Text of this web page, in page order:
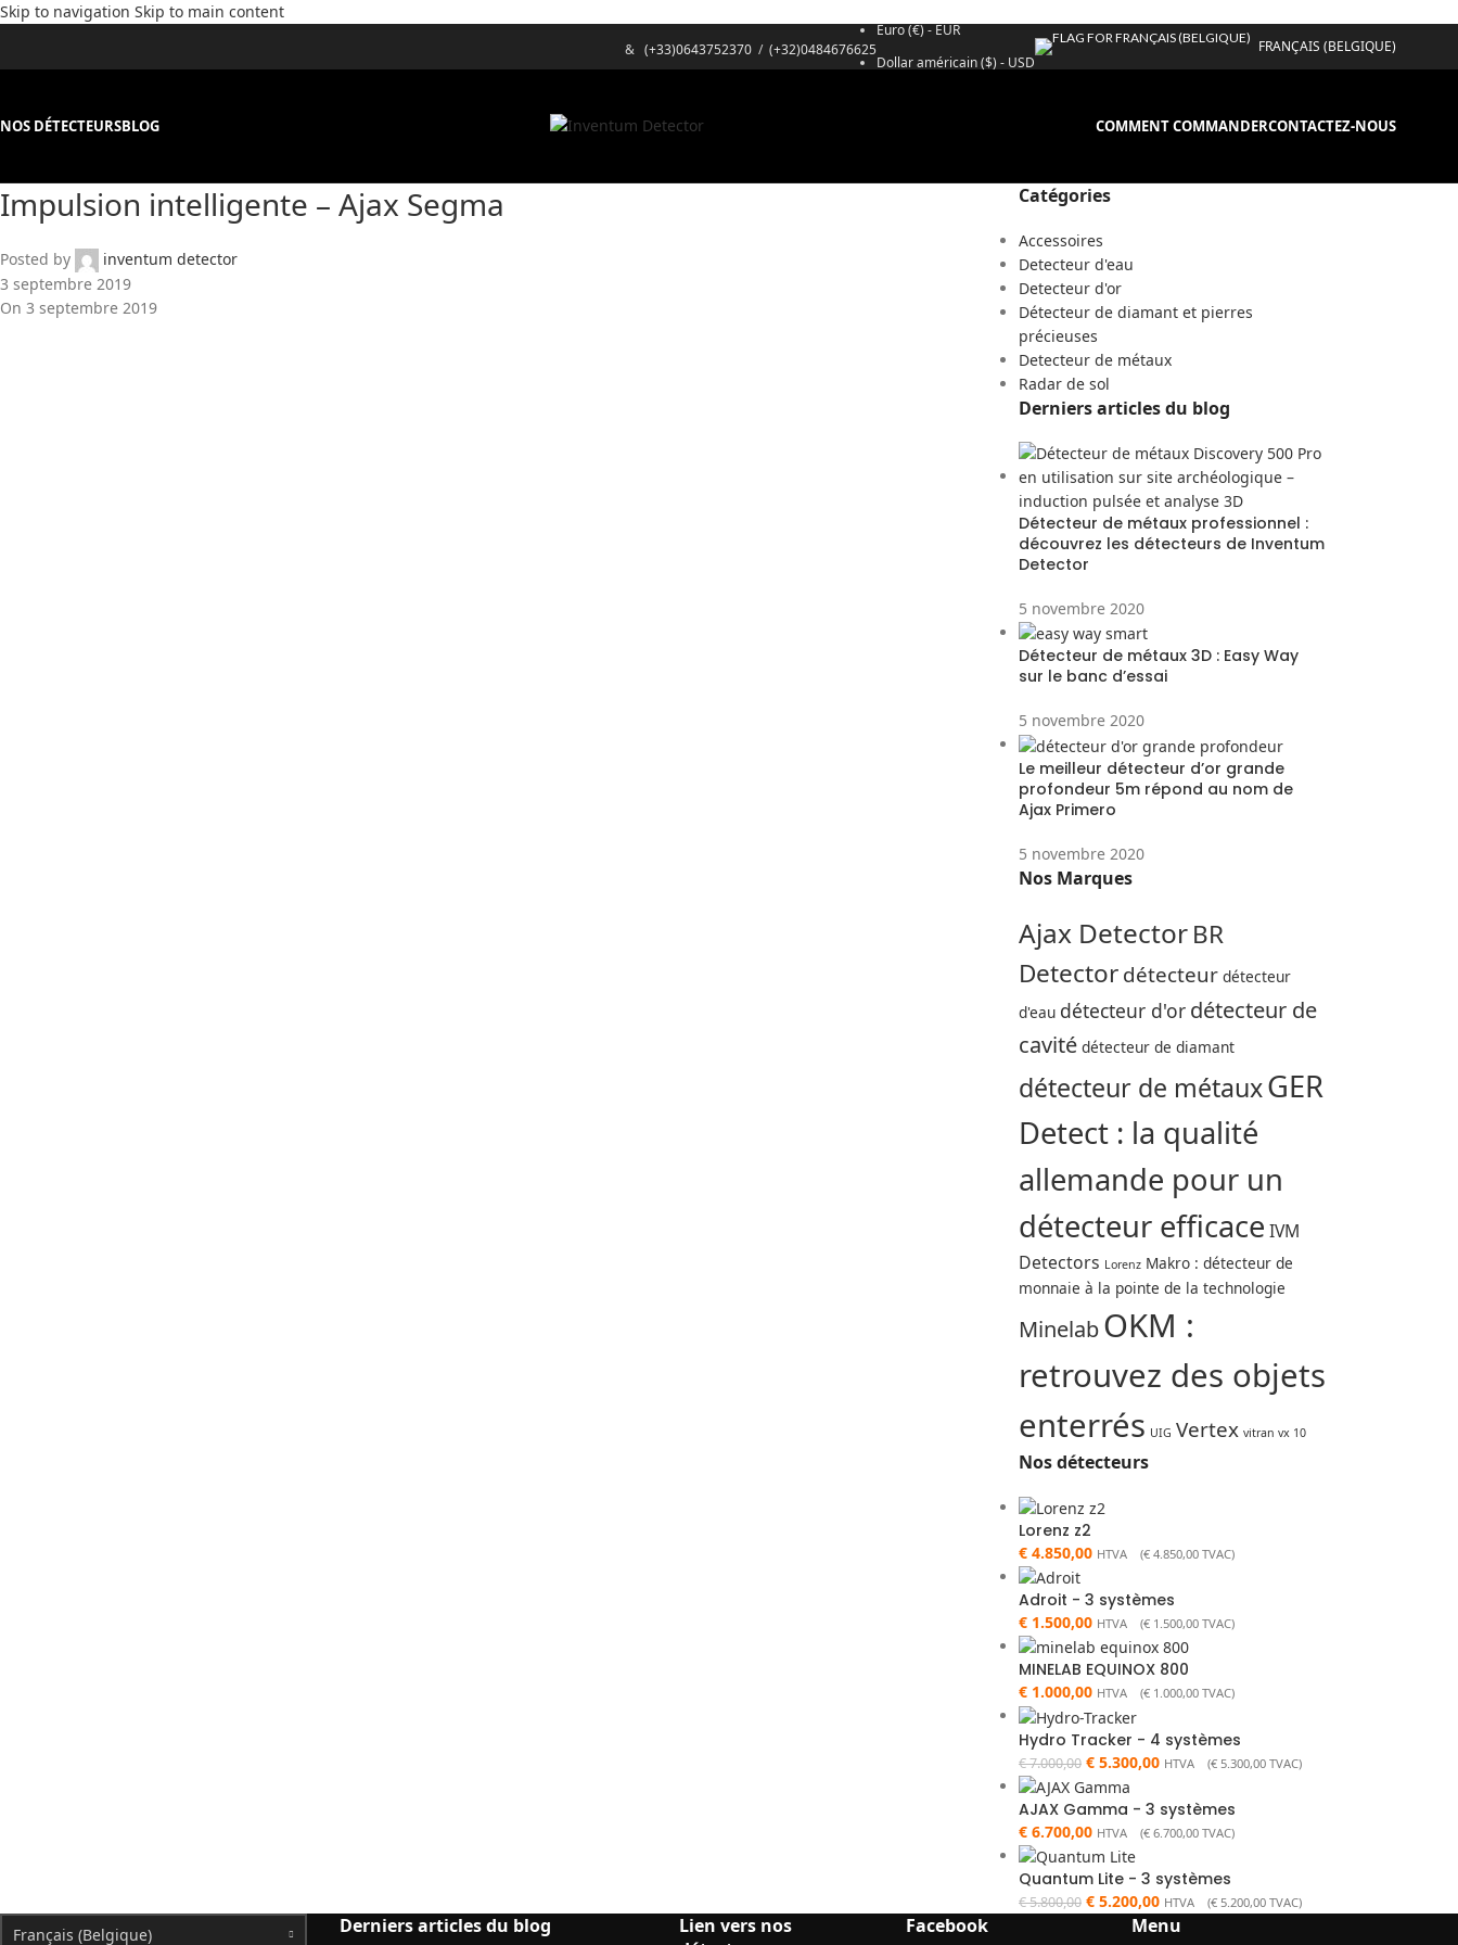
Skip to navigation Skip to main content
& (+33)0643752370/ (+32)0484676625
Euro (€) - EUR
Dollar américain ($) - USD
FRANÇAIS (BELGIQUE)
NOS DÉTECTEURSBLOG COMMENT COMMANDERCONTACTEZ-NOUS
Impulsion intelligente – Ajax Segma
Posted by
inventum detector
3 septembre 2019
On 3 septembre 2019
Catégories
Accessoires
Detecteur d'eau
Detecteur d'or
Détecteur de diamant et pierres
précieuses
Detecteur de métaux
Radar de sol
Derniers articles du blog
Détecteur de métaux professionnel :
découvrez les détecteurs de Inventum
Detector
5 novembre 2020
Détecteur de métaux 3D : Easy Way
sur le banc d’essai
5 novembre 2020
Le meilleur détecteur d’or grande
profondeur 5m répond au nom de
Ajax Primero
5 novembre 2020
Nos Marques
Ajax DetectorBR
Detectordétecteur détecteur
d'eau détecteur d'or détecteur de
cavité détecteur de diamant
détecteur de métauxGER
Detect : la qualité
allemande pour un
détecteur efficace IVM
Detectors Lorenz Makro : détecteur de
monnaie à la pointe de la technologie
MinelabOKM :
retrouvez des objets
enterrés UIG Vertex vitran vx 10
Nos détecteurs
Lorenz z2
€4.850,00 HTVA (€4.850,00TVAC)
Adroit - 3 systèmes
€1.500,00 HTVA (€1.500,00TVAC)
MINELAB EQUINOX 800
€1.000,00 HTVA (€1.000,00TVAC)
Hydro Tracker - 4 systèmes
€7.000,00 €5.300,00 HTVA (€5.300,00TVAC)
AJAX Gamma - 3 systèmes
€6.700,00 HTVA (€6.700,00TVAC)
Quantum Lite - 3 systèmes
€5.800,00 €5.200,00 HTVA (€5.200,00TVAC)
Français (Belgique) Derniers articles du blog
Lien vers nos
Facebook Menu